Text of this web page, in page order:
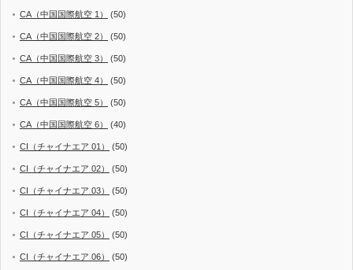
CA（中国国際航空 1） (50)
CA（中国国際航空 2） (50)
CA（中国国際航空 3） (50)
CA（中国国際航空 4） (50)
CA（中国国際航空 5） (50)
CA（中国国際航空 6） (40)
CI（チャイナエア 01） (50)
CI（チャイナエア 02） (50)
CI（チャイナエア 03） (50)
CI（チャイナエア 04） (50)
CI（チャイナエア 05） (50)
CI（チャイナエア 06） (50)